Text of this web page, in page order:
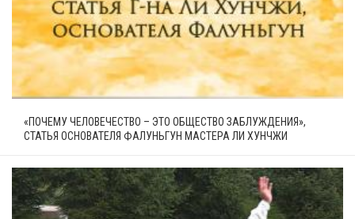
«ПОЧЕМУ ЧЕЛОВЕЧЕСТВО – ЭТО ОБЩЕСТВО ЗАБЛУЖДЕНИЯ»,
СТАТЬЯ ОСНОВАТЕЛЯ ФАЛУНЬГУН МАСТЕРА ЛИ ХУНЧЖИ